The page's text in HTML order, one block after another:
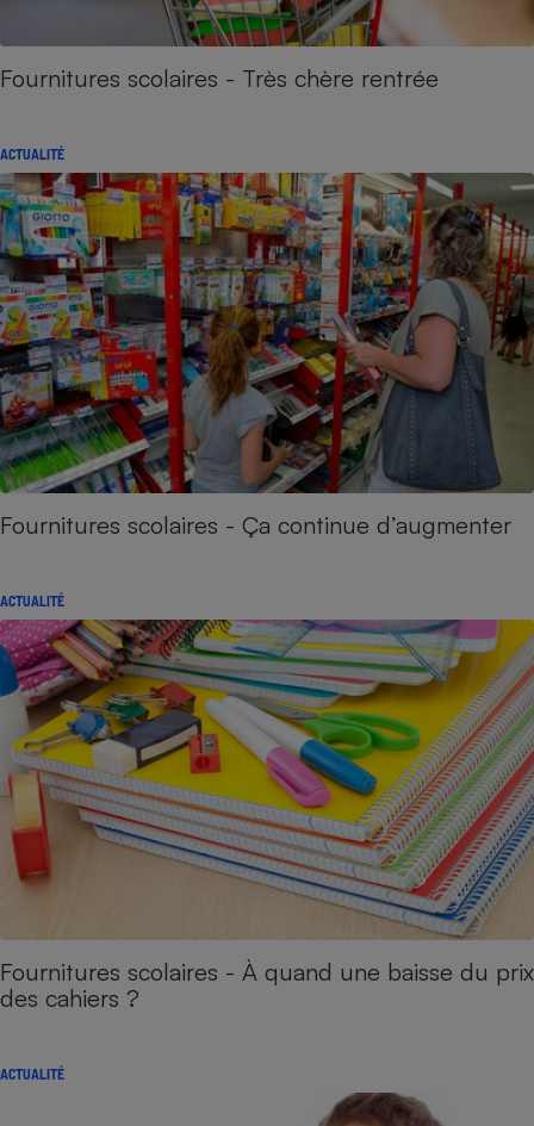
Fournitures scolaires - Très chère rentrée
ACTUALITÉ
Fournitures scolaires - Ça continue d’augmenter
ACTUALITÉ
Fournitures scolaires - À quand une baisse du prix
des cahiers ?
ACTUALITÉ